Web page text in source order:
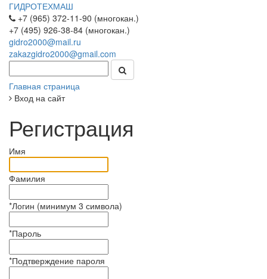
ГИДРОТЕХМАШ
+7 (965) 372-11-90 (многокан.)
+7 (495) 926-38-84 (многокан.)
gidro2000@mail.ru
zakazgidro2000@gmail.com
Главная страница
Вход на сайт
Регистрация
Имя
Фамилия
*Логин (минимум 3 символа)
*Пароль
*Подтверждение пароля